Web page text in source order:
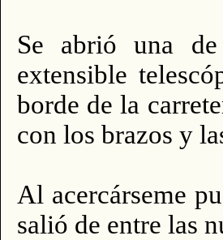
Se abrió una
extensible
borde de la
con los brazos y
Al acercárseme
salió de entre las